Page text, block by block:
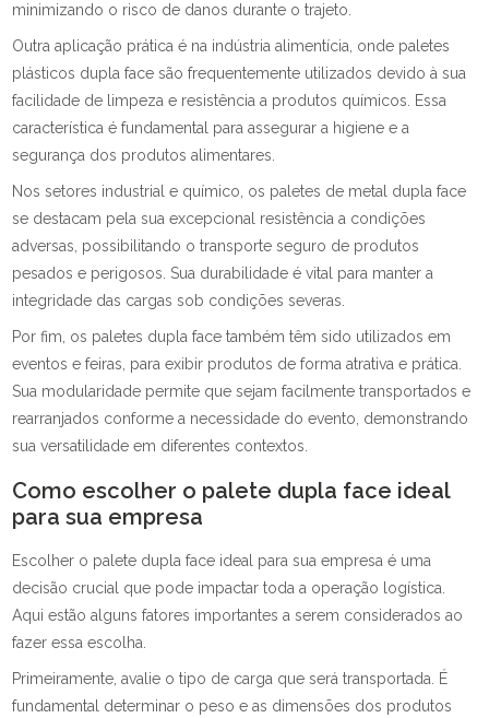
minimizando o risco de danos durante o trajeto.
Outra aplicação prática é na indústria alimentícia, onde paletes
plásticos dupla face são frequentemente utilizados devido à sua
facilidade de limpeza e resistência a produtos químicos. Essa
característica é fundamental para assegurar a higiene e a
segurança dos produtos alimentares.
Nos setores industrial e químico, os paletes de metal dupla face
se destacam pela sua excepcional resistência a condições
adversas, possibilitando o transporte seguro de produtos
pesados e perigosos. Sua durabilidade é vital para manter a
integridade das cargas sob condições severas.
Por fim, os paletes dupla face também têm sido utilizados em
eventos e feiras, para exibir produtos de forma atrativa e prática.
Sua modularidade permite que sejam facilmente transportados e
rearranjados conforme a necessidade do evento, demonstrando
sua versatilidade em diferentes contextos.
Como escolher o palete dupla face ideal
para sua empresa
Escolher o palete dupla face ideal para sua empresa é uma
decisão crucial que pode impactar toda a operação logística.
Aqui estão alguns fatores importantes a serem considerados ao
fazer essa escolha.
Primeiramente, avalie o tipo de carga que será transportada. É
fundamental determinar o peso e as dimensões dos produtos